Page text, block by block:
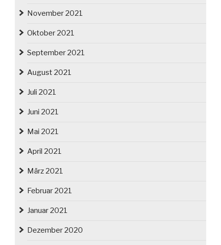
November 2021
Oktober 2021
September 2021
August 2021
Juli 2021
Juni 2021
Mai 2021
April 2021
März 2021
Februar 2021
Januar 2021
Dezember 2020